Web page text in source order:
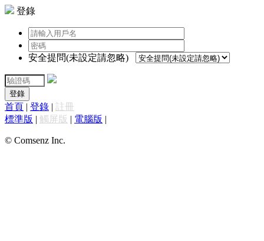
登錄
安全提問(未設定請忽略)
登錄
首頁 | 登錄 | 註冊
標準版 | 觸屏版 | 電腦版 |
© Comsenz Inc.